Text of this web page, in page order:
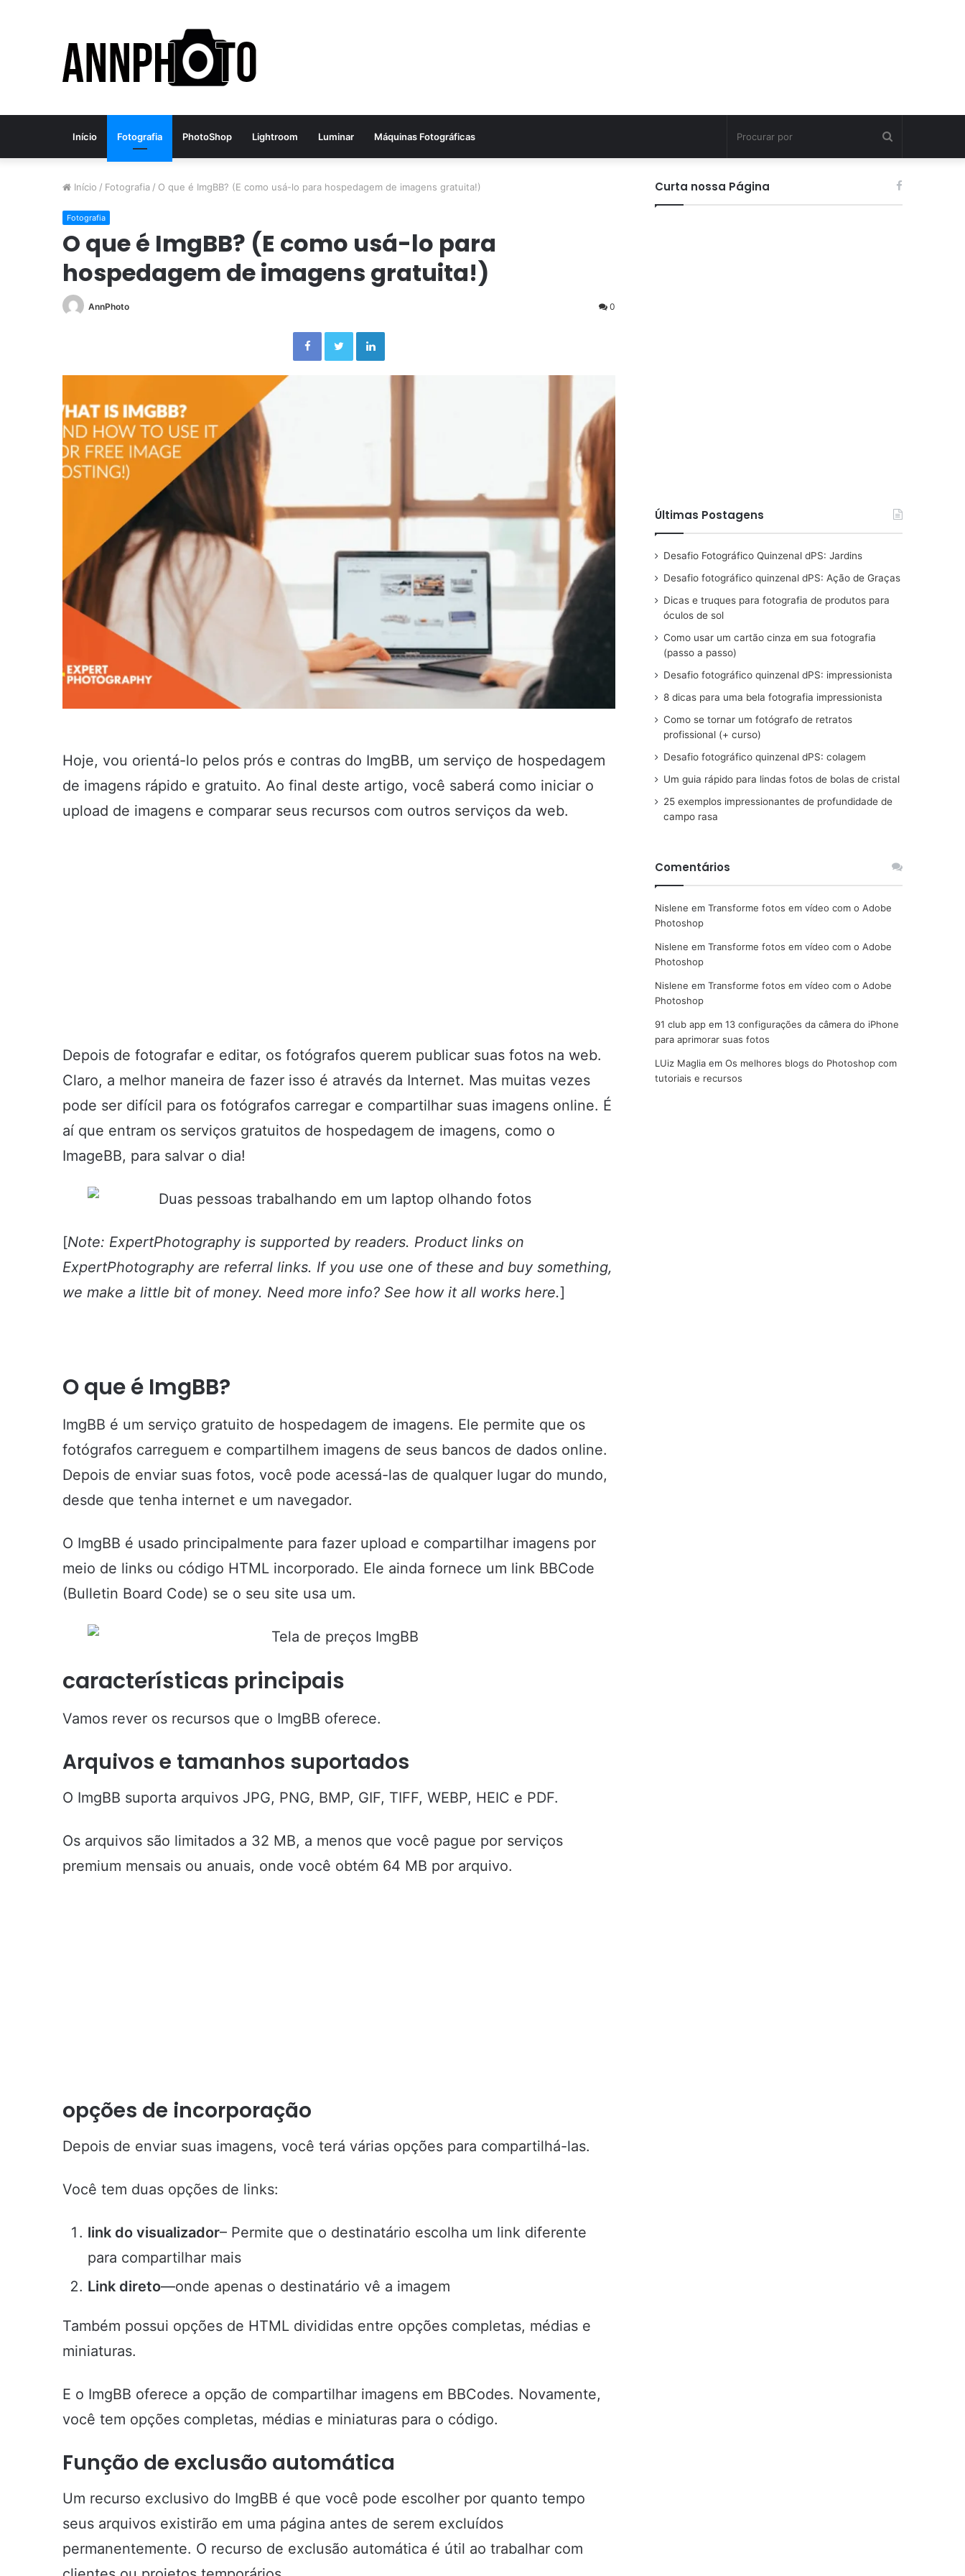
Início Fotografia PhotoShop Lightroom Luminar Máquinas Fotográficas
por
Início / Fotografia / O que é ImgBB? (E como usá-lo para hospedagem de imagens gratuita!)
Fotografia
O que é ImgBB? (E como usá-lo para
hospedagem de imagens gratuita!)
AnnPhoto 0
FacebookTwitterLinkedin
Hoje, vou orientá-lo pelos prós e contras do ImgBB, um serviço de hospedagem
de imagens rápido e gratuito. Ao final deste artigo, você saberá como iniciar o
upload de imagens e comparar seus recursos com outros serviços da web.
Depois de fotografar e editar, os fotógrafos querem publicar suas fotos na web.
Claro, a melhor maneira de fazer isso é através da Internet. Mas muitas vezes
pode ser difícil para os fotógrafos carregar e compartilhar suas imagens online. É
aí que entram os serviços gratuitos de hospedagem de imagens, como o
ImageBB, para salvar o dia!
[Note: ExpertPhotography is supported by readers. Product links on
ExpertPhotography are referral links. If you use one of these and buy something,
we make a little bit of money. Need more info? See how it all works here.]
O que é ImgBB?
ImgBB é um serviço gratuito de hospedagem de imagens. Ele permite que os
fotógrafos carreguem e compartilhem imagens de seus bancos de dados online.
Depois de enviar suas fotos, você pode acessá-las de qualquer lugar do mundo,
desde que tenha internet e um navegador.
O ImgBB é usado principalmente para fazer upload e compartilhar imagens por
meio de links ou código HTML incorporado. Ele ainda fornece um link BBCode
(Bulletin Board Code) se o seu site usa um.
características principais
Vamos rever os recursos que o ImgBB oferece.
Arquivos e tamanhos suportados
O ImgBB suporta arquivos JPG, PNG, BMP, GIF, TIFF, WEBP, HEIC e PDF.
Os arquivos são limitados a 32 MB, a menos que você pague por serviços
premium mensais ou anuais, onde você obtém 64 MB por arquivo.
opções de incorporação
Depois de enviar suas imagens, você terá várias opções para compartilhá-las.
Você tem duas opções de links:
link do visualizador– Permite que o destinatário escolha um link diferente
para compartilhar mais
Link direto—onde apenas o destinatário vê a imagem
Também possui opções de HTML divididas entre opções completas, médias e
miniaturas.
E o ImgBB oferece a opção de compartilhar imagens em BBCodes. Novamente,
você tem opções completas, médias e miniaturas para o código.
Função de exclusão automática
Um recurso exclusivo do ImgBB é que você pode escolher por quanto tempo
seus arquivos existirão em uma página antes de serem excluídos
permanentemente. O recurso de exclusão automática é útil ao trabalhar com
Curta nossa Página
Últimas Postagens
Desafio Fotográfico Quinzenal dPS: Jardins
Desafio fotográfico quinzenal dPS: Ação de Graças
Dicas e truques para fotografia de produtos para
óculos de sol
Como usar um cartão cinza em sua fotografia
(passo a passo)
Desafio fotográfico quinzenal dPS: impressionista
8 dicas para uma bela fotografia impressionista
Como se tornar um fotógrafo de retratos
profissional (+ curso)
Desafio fotográfico quinzenal dPS: colagem
Um guia rápido para lindas fotos de bolas de cristal
25 exemplos impressionantes de profundidade de
campo rasa
Comentários
Nislene emTransforme fotos em vídeo com o Adobe
Photoshop
Nislene emTransforme fotos em vídeo com o Adobe
Photoshop
Nislene emTransforme fotos em vídeo com o Adobe
Photoshop
91 club app em13 configurações da câmera do iPhone
para aprimorar suas fotos
LUiz Maglia emOs melhores blogs do Photoshop com
tutoriais e recursos